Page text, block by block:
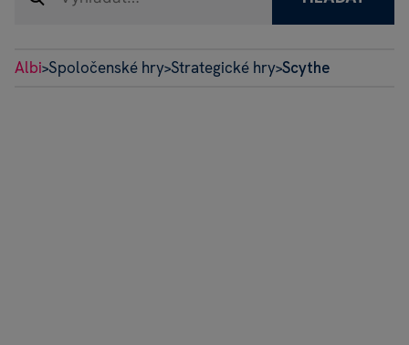
Albi>Spoločenské hry>Strategické hry>Scythe